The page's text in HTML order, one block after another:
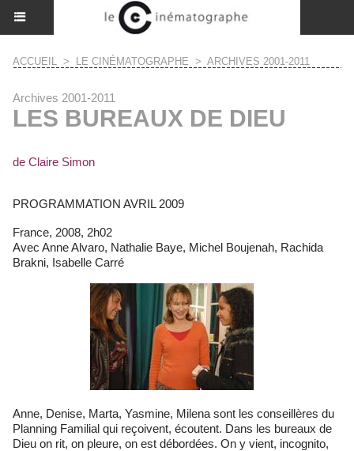
ACCUEIL > LE CINÉMATOGRAPHE > ARCHIVES 2001-2011
Archives 2001-2011
LES BUREAUX DE DIEU
de Claire Simon
PROGRAMMATION AVRIL 2009
France, 2008, 2h02
Avec Anne Alvaro, Nathalie Baye, Michel Boujenah, Rachida
Brakni, Isabelle Carré
Anne, Denise, Marta, Yasmine, Milena sont les conseillères du
Planning Familial qui reçoivent, écoutent. Dans les bureaux de
Dieu on rit, on pleure, on est débordées. On y vient, incognito,